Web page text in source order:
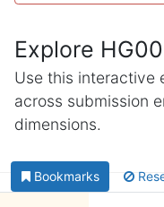
Explore
Use this interactive
across submission
dimensions.
Bookmarks